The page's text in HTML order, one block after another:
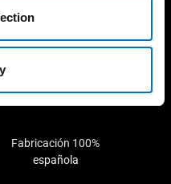
industriales de la Red
TECHNAL cerca
Fabricación 100%
española